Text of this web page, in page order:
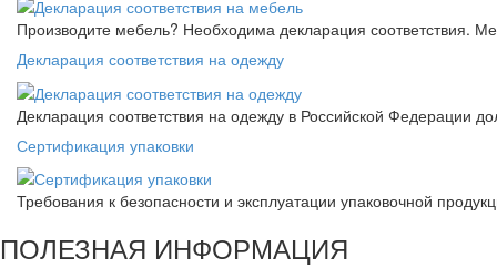
Производите мебель? Необходима декларация соответствия.
Декларация соответствия на одежду
Декларация соответствия на одежду в Российской Федерации
Сертификация упаковки
Требования к безопасности и эксплуатации упаковочной
ПОЛЕЗНАЯ ИНФОРМАЦИЯ